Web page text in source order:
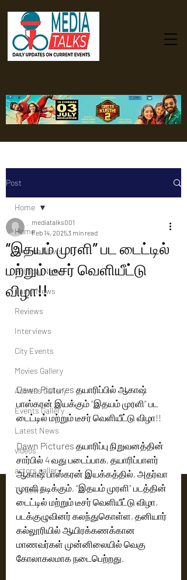
Post
Home
Cinema News
Political News
Tamil News
Reviews
Interviews
City Events
Movies Gallery
Actress Gallery
Events Gallery
Latest News
videos
actors gallery
Tv news
Home
“இதயம் முரளி” பட டைட்டில்
மற்றும் டீசர் வெளியீட்டு
விழா!!
mediatalks001
Feb 14, 20253 min read
Dawn Pictures தயாரிப்பில் ஆகாஷ்
பாஸ்கரன் இயக்கும் “இதயம் முரளி” பட
டைட்டில் மற்றும் டீசர் வெளியீட்டு விழா!!
Dawn Pictures தயாரிப்பு நிறுவனத்தின்
சார்பில் 4 வது படைப்பாக, தயாரிப்பாளர்
ஆகாஷ் பாஸ்கரன் இயக்கத்தில், அதர்வா
முரளி நடிக்கும், “இதயம் முரளி” படத்தின்
டைட்டில் மற்றும் டீசர் வெளியீட்டு விழா,
படக்குழுவினர் கலந்துகொள்ள, தனியார்
கல்லூரியில் ஆயிரக்கணக்கான
மாணவர்கள் முன்னிலையில் வெகு
கோலாகலமாக நடைபெற்றது.